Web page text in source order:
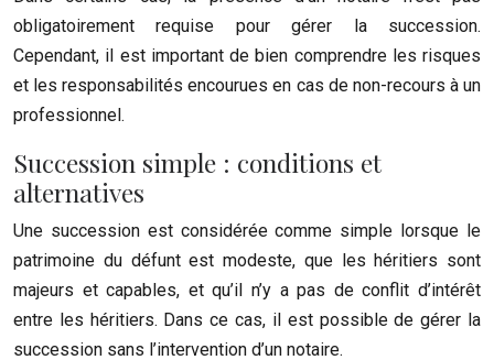
obligatoirement requise pour gérer la succession.
Cependant, il est important de bien comprendre les risques
et les responsabilités encourues en cas de non-recours à un
professionnel.
Succession simple : conditions et
alternatives
Une succession est considérée comme simple lorsque le
patrimoine du défunt est modeste, que les héritiers sont
majeurs et capables, et qu’il n’y a pas de conflit d’intérêt
entre les héritiers. Dans ce cas, il est possible de gérer la
succession sans l’intervention d’un notaire.